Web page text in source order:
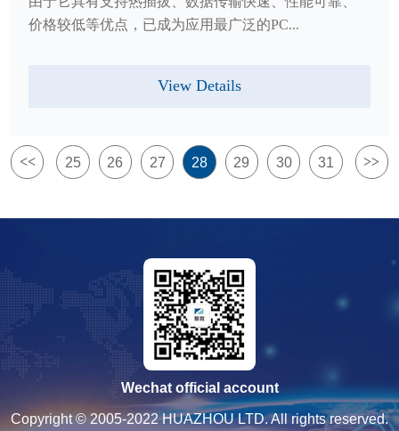
价格较低等优点，已成为应用最广泛的PC...
View Details
<< 25 26 27 28 29 30 31 >>
Wechat official account
Copyright © 2005-2022 HUAZHOU LTD. All rights reserved.